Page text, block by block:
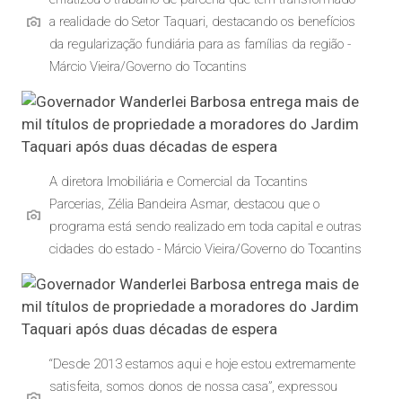
a realidade do Setor Taquari, destacando os benefícios
da regularização fundiária para as famílias da região -
Márcio Vieira/Governo do Tocantins
A diretora Imobiliária e Comercial da Tocantins
Parcerias, Zélia Bandeira Asmar, destacou que o
programa está sendo realizado em toda capital e outras
cidades do estado - Márcio Vieira/Governo do Tocantins
“Desde 2013 estamos aqui e hoje estou extremamente
satisfeita, somos donos de nossa casa”, expressou